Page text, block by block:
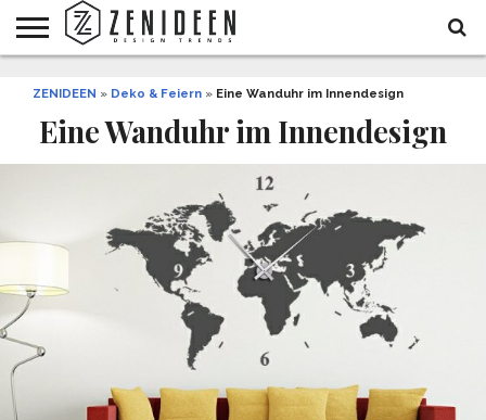
INNENDESIGN
ARCHITEKTUR
GARTEN
BALKON
LIFESTYLE
DEKO
FEIERN
DIY
STYLE
REZEPTE
GESUNDHEIT
WEIHNACHTEN
ZENIDEEN » Deko & Feiern » Eine Wanduhr im Innendesign
Eine Wanduhr im Innendesign